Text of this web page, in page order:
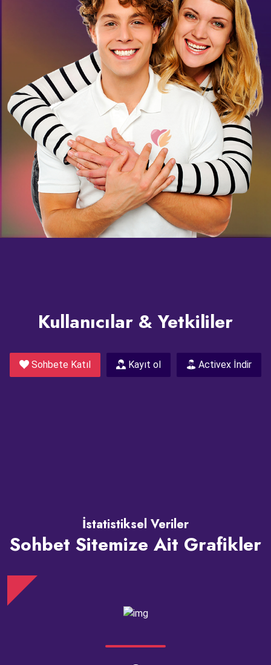
Kullanıcılar & Yetkililer
Sohbete Katıl Kayıt ol Activex İndir
İstatistiksel Veriler
Sohbet Sitemize Ait Grafikler